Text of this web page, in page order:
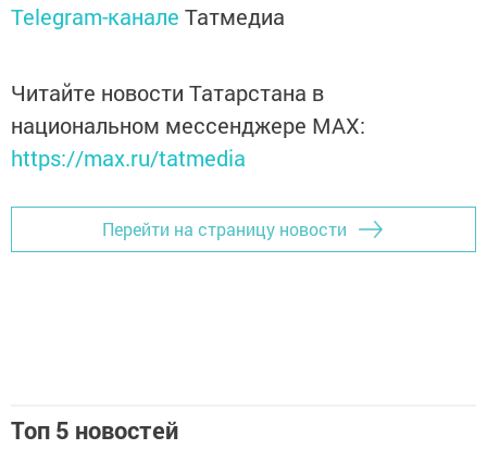
Telegram-канале Татмедиа
Читайте новости Татарстана в
национальном мессенджере MАХ:
https://max.ru/tatmedia
Перейти на страницу новости
Топ 5 новостей